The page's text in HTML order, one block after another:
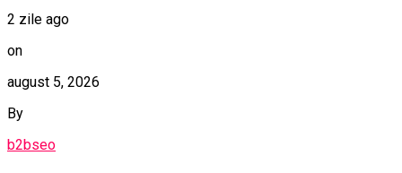
2 zile ago
on
august 5, 2026
By
b2bseo